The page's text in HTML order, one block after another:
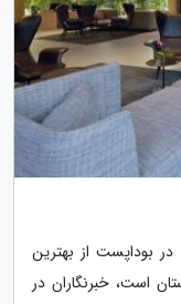
در بوداپست از بهترین
است، خبرنگاران در